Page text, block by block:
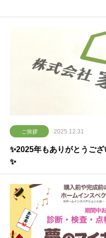
ご挨拶 2025.12.31
✨2025年もありがとうご
✨